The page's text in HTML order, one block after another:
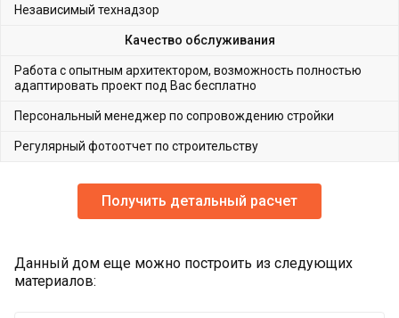
Независимый технадзор
Качество обслуживания
Работа с опытным архитектором, возможность полностью
адаптировать проект под Вас бесплатно
Персональный менеджер по сопровождению стройки
Регулярный фотоотчет по строительству
Получить детальный расчет
Данный дом еще можно построить из следующих
материалов: